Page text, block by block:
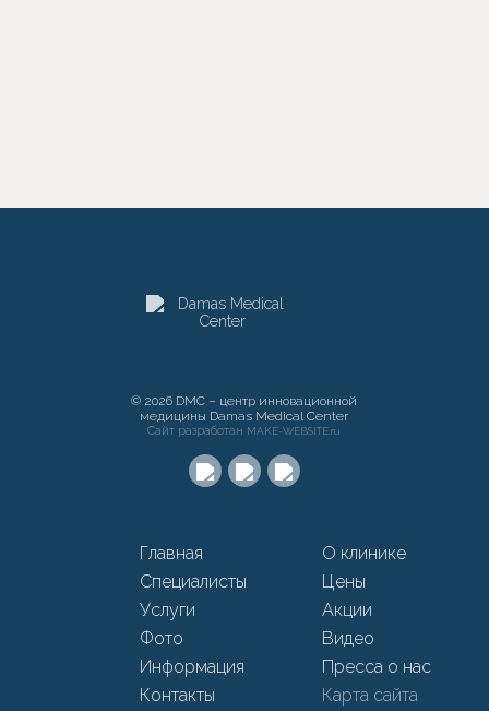
© 2026 DMC – центр инновационной
медицины Damas Medical Center
Сайт разработан MAKE-WEBSITE.ru
Главная
О клинике
Специалисты
Цены
Услуги
Акции
Фото
Видео
Информация
Пресса о нас
Контакты
Карта сайта